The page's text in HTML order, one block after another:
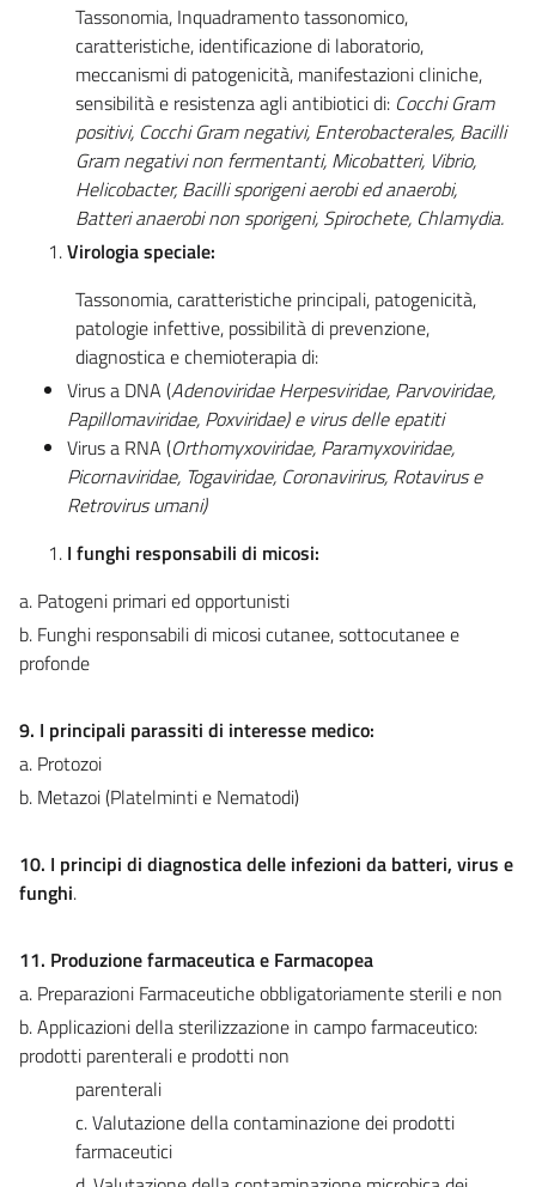
Tassonomia, Inquadramento tassonomico,
caratteristiche, identificazione di laboratorio,
meccanismi di patogenicità, manifestazioni cliniche,
sensibilità e resistenza agli antibiotici di: Cocchi Gram
positivi, Cocchi Gram negativi, Enterobacterales, Bacilli
Gram negativi non fermentanti, Micobatteri, Vibrio,
Helicobacter, Bacilli sporigeni aerobi ed anaerobi,
Batteri anaerobi non sporigeni, Spirochete, Chlamydia.
Virologia speciale:
Tassonomia, caratteristiche principali, patogenicità,
patologie infettive, possibilità di prevenzione,
diagnostica e chemioterapia di:
Virus a DNA (Adenoviridae Herpesviridae, Parvoviridae,
Papillomaviridae, Poxviridae) e virus delle epatiti
Virus a RNA (Orthomyxoviridae, Paramyxoviridae,
Picornaviridae, Togaviridae, Coronavirirus, Rotavirus e
Retrovirus umani)
I funghi responsabili di micosi:
a. Patogeni primari ed opportunisti
b. Funghi responsabili di micosi cutanee, sottocutanee e
profonde
9. I principali parassiti di interesse medico:
a. Protozoi
b. Metazoi (Platelminti e Nematodi)
10. I principi di diagnostica delle infezioni da batteri, virus e
funghi.
11. Produzione farmaceutica e Farmacopea
a. Preparazioni Farmaceutiche obbligatoriamente sterili e non
b. Applicazioni della sterilizzazione in campo farmaceutico:
prodotti parenterali e prodotti non
parenterali
c. Valutazione della contaminazione dei prodotti
farmaceutici